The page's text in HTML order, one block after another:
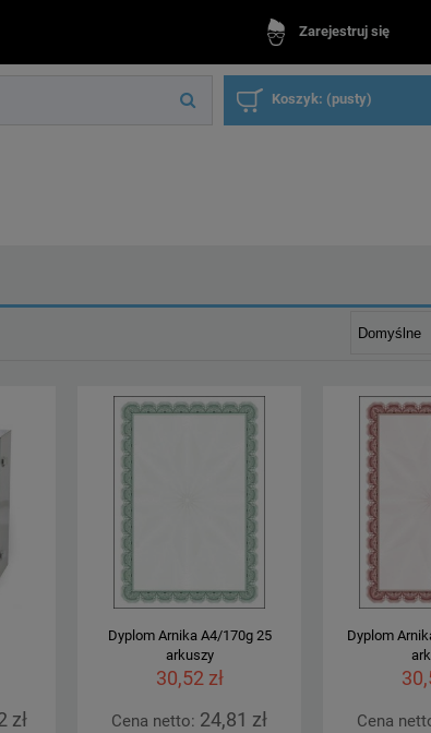
Zarejestruj się
Koszyk: (pusty)
zł
Dyplom Arnika A4/170g 25
arkuszy
30,52 zł
Cena netto: 24,81 zł
Dyplom
Cena